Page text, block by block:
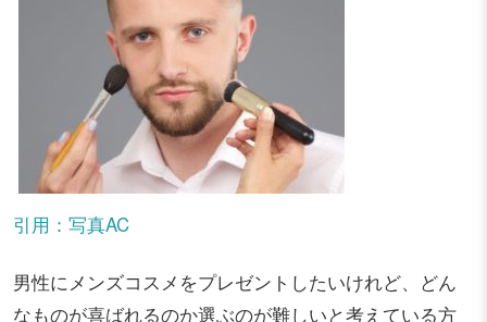
引用：写真AC
男性にメンズコスメをプレゼントしたいけれど、どん
なものが喜ばれるのか選ぶのが難しいと考えている方